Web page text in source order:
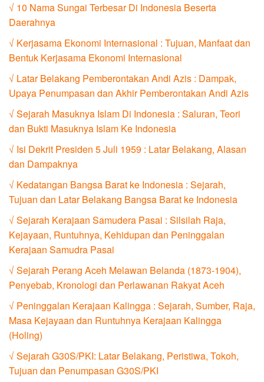
√ 10 Nama Sungai Terbesar Di Indonesia Beserta
Daerahnya
√ Kerjasama Ekonomi Internasional : Tujuan, Manfaat dan
Bentuk Kerjasama Ekonomi Internasional
√ Latar Belakang Pemberontakan Andi Azis : Dampak,
Upaya Penumpasan dan Akhir Pemberontakan Andi Azis
√ Sejarah Masuknya Islam Di Indonesia : Saluran, Teori
dan Bukti Masuknya Islam Ke Indonesia
√ Isi Dekrit Presiden 5 Juli 1959 : Latar Belakang, Alasan
dan Dampaknya
√ Kedatangan Bangsa Barat ke Indonesia : Sejarah,
Tujuan dan Latar Belakang Bangsa Barat ke Indonesia
√ Sejarah Kerajaan Samudera Pasai : Silsilah Raja,
Kejayaan, Runtuhnya, Kehidupan dan Peninggalan
Kerajaan Samudra Pasai
√ Sejarah Perang Aceh Melawan Belanda (1873-1904),
Penyebab, Kronologi dan Perlawanan Rakyat Aceh
√ Peninggalan Kerajaan Kalingga : Sejarah, Sumber, Raja,
Masa Kejayaan dan Runtuhnya Kerajaan Kalingga
(Holing)
√ Sejarah G30S/PKI: Latar Belakang, Peristiwa, Tokoh,
Tujuan dan Penumpasan G30S/PKI